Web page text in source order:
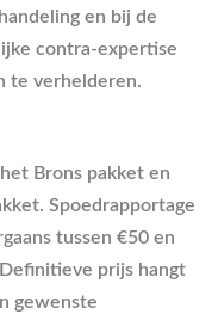
en bij de
contra-expertise
te verhelderen.
Brons pakket en
Spoedrapportage
tussen €50 en
prijs hangt
gewenste